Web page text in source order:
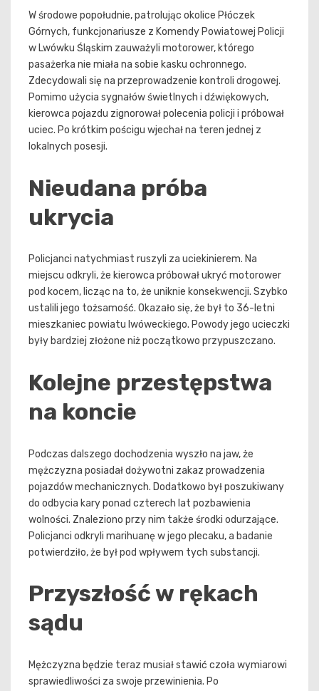
W środowe popołudnie, patrolując okolice Płóczek
Górnych, funkcjonariusze z Komendy Powiatowej Policji
w Lwówku Śląskim zauważyli motorower, którego
pasażerka nie miała na sobie kasku ochronnego.
Zdecydowali się na przeprowadzenie kontroli drogowej.
Pomimo użycia sygnałów świetlnych i dźwiękowych,
kierowca pojazdu zignorował polecenia policji i próbował
uciec. Po krótkim pościgu wjechał na teren jednej z
lokalnych posesji.
Nieudana próba
ukrycia
Policjanci natychmiast ruszyli za uciekinierem. Na
miejscu odkryli, że kierowca próbował ukryć motorower
pod kocem, licząc na to, że uniknie konsekwencji. Szybko
ustalili jego tożsamość. Okazało się, że był to 36-letni
mieszkaniec powiatu lwóweckiego. Powody jego ucieczki
były bardziej złożone niż początkowo przypuszczano.
Kolejne przestępstwa
na koncie
Podczas dalszego dochodzenia wyszło na jaw, że
mężczyzna posiadał dożywotni zakaz prowadzenia
pojazdów mechanicznych. Dodatkowo był poszukiwany
do odbycia kary ponad czterech lat pozbawienia
wolności. Znaleziono przy nim także środki odurzające.
Policjanci odkryli marihuanę w jego plecaku, a badanie
potwierdziło, że był pod wpływem tych substancji.
Przyszłość w rękach
sądu
Mężczyzna będzie teraz musiał stawić czoła wymiarowi
sprawiedliwości za swoje przewinienia. Po